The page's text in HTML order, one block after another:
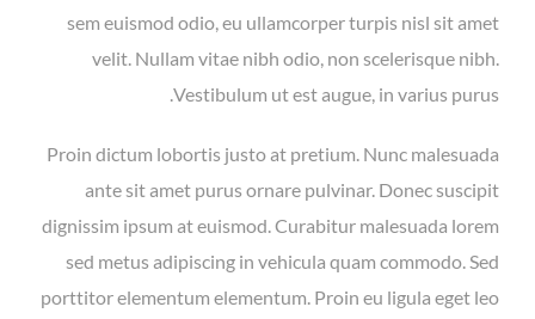
sem euismod odio, eu ullamcorper turpis nisl sit amet
velit. Nullam vitae nibh odio, non scelerisque nibh.
Vestibulum ut est augue, in varius purus.
Proin dictum lobortis justo at pretium. Nunc malesuada
ante sit amet purus ornare pulvinar. Donec suscipit
dignissim ipsum at euismod. Curabitur malesuada lorem
sed metus adipiscing in vehicula quam commodo. Sed
porttitor elementum elementum. Proin eu ligula eget leo